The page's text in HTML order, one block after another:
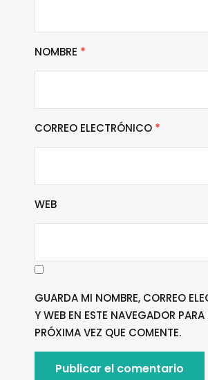
NOMBRE *
CORREO ELECTRÓNICO *
WEB
GUARDA MI NOMBRE, CORREO
Y WEB EN ESTE NAVEGADOR PARA
PRÓXIMA VEZ QUE COMENTE.